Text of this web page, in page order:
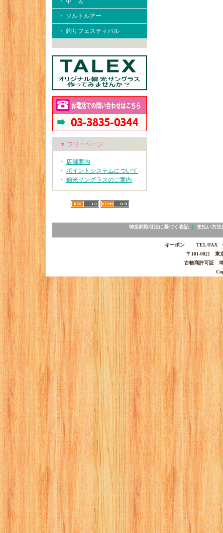
・ ソルトルアー
・ 釣りフェスティバル
▼ フリーページ
・ 店舗案内
・ ポイントシステムについて
・ 偏光サングラスのご案内
特定商取引法に基づく表記｜ 支払い方法
キーポン TEL/FAX
〒101-0021 東
古物商許可証